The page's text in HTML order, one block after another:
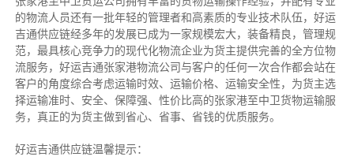
的物流人员还有一批年轻的管理者和高素质的专业技术队伍，好运
吉通供应链经多年的发展已成为一家规模宏大，装备精良，管理规
范，最具核心竞争力的现代化物流企业为货主提供完善的全方位物
流服务，好运吉通张家港物流公司与客户的任何一次合作都会站在
客户的角度综合考虑运输时效、运输价格、运输安全性，为货主选
择运输准时、安全、保障强、性价比高的张家港至中卫货物运输服
务，真正的为货主做到省心、省事、省钱的优质服务。
好运吉通供应链温馨提示：